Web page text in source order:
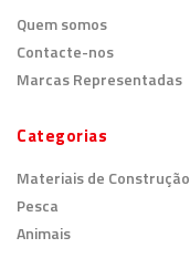
Quem somos
Contacte-nos
Marcas Representadas
Categorias
Materiais de Construção
Pesca
Animais